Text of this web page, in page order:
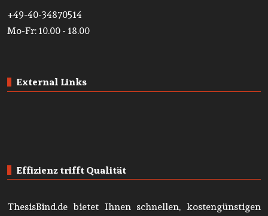
+49-40-34870514
Mo-Fr: 10.00 - 18.00
External Links
Effizienz trifft Qualität
ThesisBind.de bietet Ihnen schnellen, kostengünstigen